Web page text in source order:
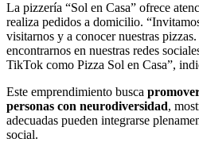
La pizzería “Sol en Casa” ofrece
realiza pedidos a domicilio.
visitarnos y a conocer nuestras
encontrarnos en nuestras redes
TikTok como Pizza Sol en Casa”,
Este emprendimiento busca
personas con neurodiversidad,
adecuadas pueden integrarse
social.